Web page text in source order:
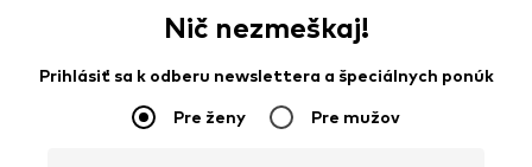
Nič nezmeškaj!
Prihlásiť sa k odberu newslettera a špeciálnych ponúk
Pre ženy Pre mužov